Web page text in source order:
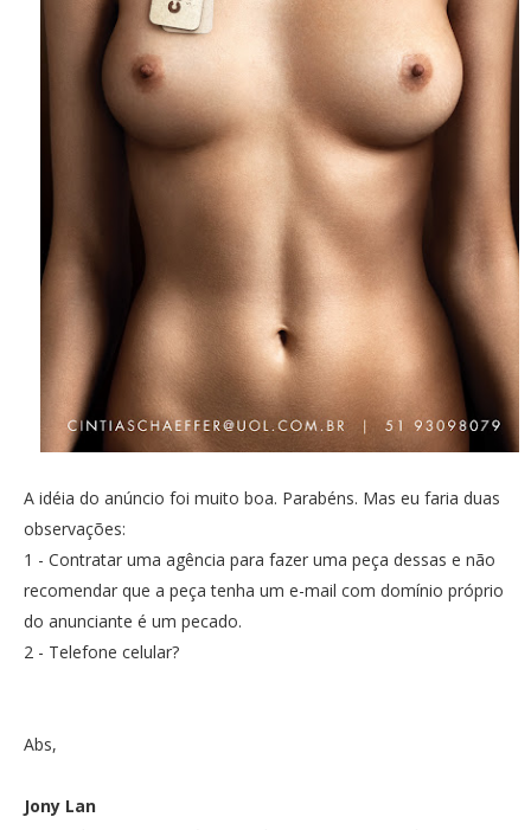
A idéia do anúncio foi muito boa. Parabéns. Mas eu faria duas
observações:
1 - Contratar uma agência para fazer uma peça dessas e não
recomendar que a peça tenha um e-mail com domínio próprio
do anunciante é um pecado.
2 - Telefone celular?
Abs,
Jony Lan